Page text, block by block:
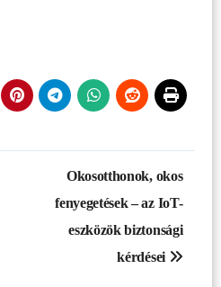
Okosotthonok, okos
fenyegetések – az IoT-
eszközök biztonsági
kérdései